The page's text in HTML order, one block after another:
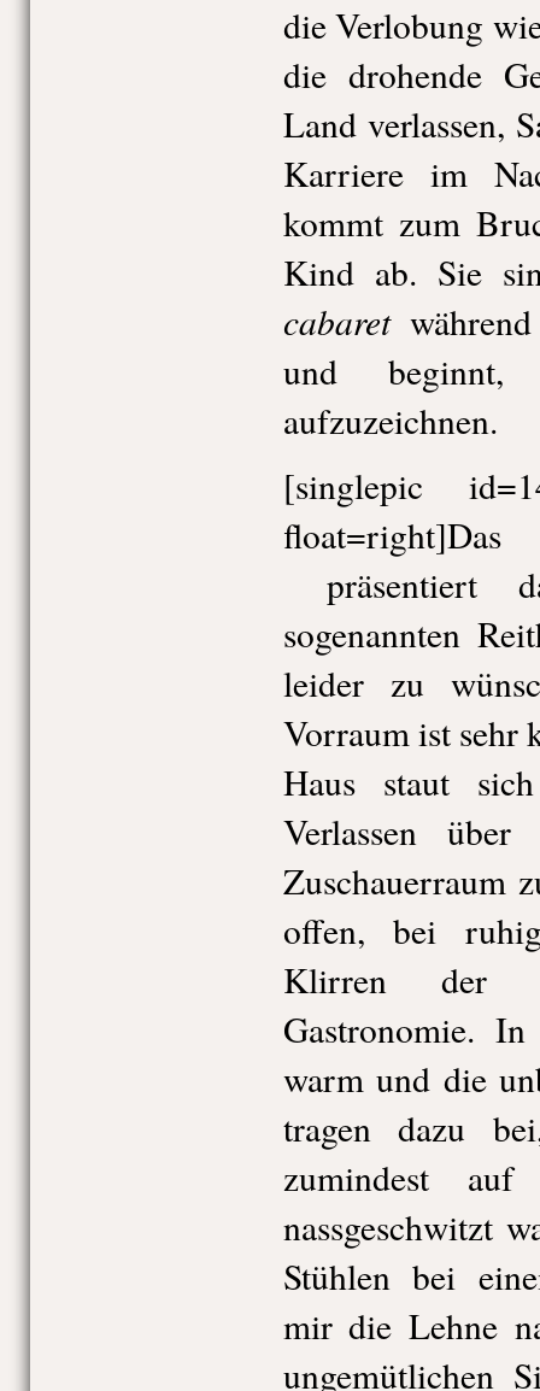
die Verlobung
die drohende
Land verlassen,
Karriere im
kommt zum
Kind ab. Sie
cabaret
und beginnt,
aufzuzeichnen.
[singlepic
präsentiert
sogenannten
leider zu
Vorraum ist sehr
Haus staut
Verlassen
Zuschauerraum
offen, bei
Klirren der
Gastronomie.
warm und die
tragen dazu
zumindest
nassgeschwitzt
Stühlen bei
mir die Lehne
ungemütlichen